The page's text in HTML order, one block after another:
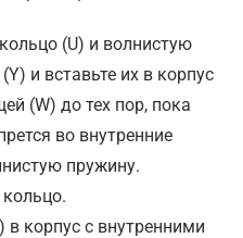
(U) и волнистую
и вставьте их в корпус
(W) до тех пор, пока
во внутренние
пружину.
в корпус с внутренними